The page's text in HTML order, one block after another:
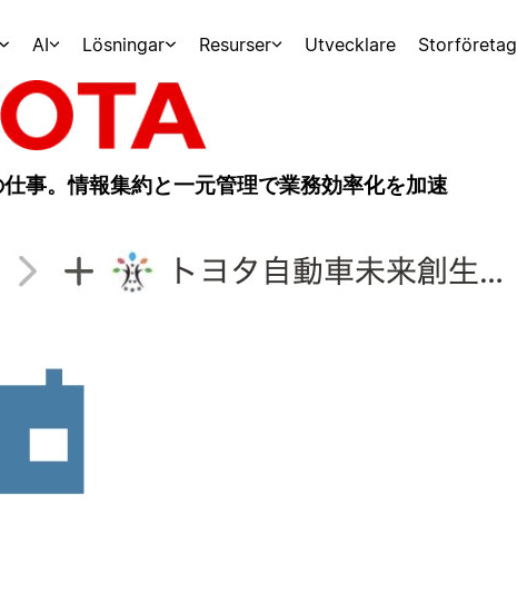
AI Lösningar Resurser Utvecklare Storföretag
事。情報集約と一元管理で業務効率化を加速